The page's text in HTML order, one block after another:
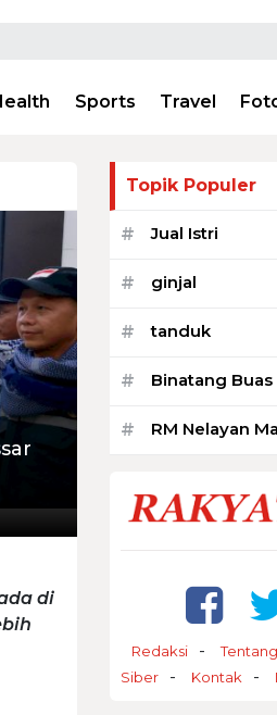
Sports Travel
di
Topik Populer
# Jual Istri
# ginjal
# tanduk
# Binatang Buas
# RM Nelayan
Redaksi
Siber
Kontak